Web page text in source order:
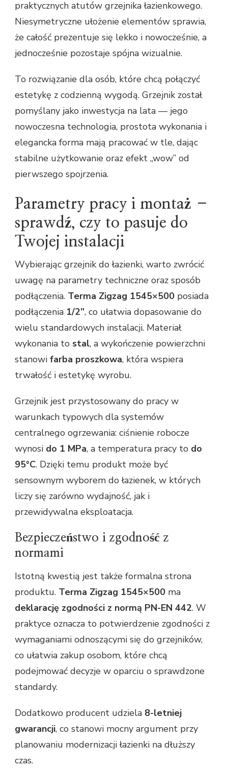
praktycznych atutów grzejnika łazienkowego.
Niesymetryczne ułożenie elementów sprawia,
że całość prezentuje się lekko i nowocześnie, a
jednocześnie pozostaje spójna wizualnie.
To rozwiązanie dla osób, które chcą połączyć
estetykę z codzienną wygodą. Grzejnik został
pomyślany jako inwestycja na lata — jego
nowoczesna technologia, prostota wykonania i
elegancka forma mają pracować w tle, dając
stabilne użytkowanie oraz efekt „wow” od
pierwszego spojrzenia.
Parametry pracy i montaż –
sprawdź, czy to pasuje do
Twojej instalacji
Wybierając grzejnik do łazienki, warto zwrócić
uwagę na parametry techniczne oraz sposób
podłączenia. Terma Zigzag 1545×500 posiada
podłączenia 1/2”, co ułatwia dopasowanie do
wielu standardowych instalacji. Materiał
wykonania to stal, a wykończenie powierzchni
stanowi farba proszkowa, która wspiera
trwałość i estetykę wyrobu.
Grzejnik jest przystosowany do pracy w
warunkach typowych dla systemów
centralnego ogrzewania: ciśnienie robocze
wynosi do 1 MPa, a temperatura pracy to do
95°C. Dzięki temu produkt może być
sensownym wyborem do łazienek, w których
liczy się zarówno wydajność, jak i
przewidywalna eksploatacja.
Bezpieczeństwo i zgodność z
normami
Istotną kwestią jest także formalna strona
produktu. Terma Zigzag 1545×500 ma
deklarację zgodności z normą PN-EN 442. W
praktyce oznacza to potwierdzenie zgodności z
wymaganiami odnoszącymi się do grzejników,
co ułatwia zakup osobom, które chcą
podejmować decyzje w oparciu o sprawdzone
standardy.
Dodatkowo producent udziela 8-letniej
gwarancji, co stanowi mocny argument przy
planowaniu modernizacji łazienki na dłuższy
czas.